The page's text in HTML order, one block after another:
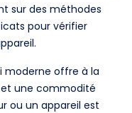
sur des méthodes
pour vérifier
moderne offre à la
une commodité
ou un appareil est